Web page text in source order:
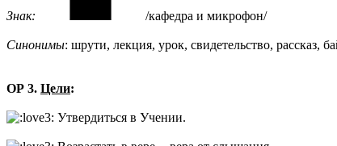
Знак: /кафедра и микрофон/
Синонимы: шрути, лекция, урок, свидетельство, рассказ,
ОР 3. Цели:
Утвердиться в Учении.